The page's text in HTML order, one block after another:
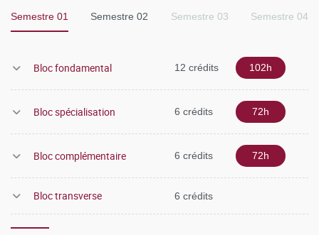
Semestre 01 Semestre 02 Semestre 03 Semestre 04
Bloc fondamental 12 crédits 102h
Bloc spécialisation 6 crédits 72h
Bloc complémentaire 6 crédits 72h
Bloc transverse 6 crédits